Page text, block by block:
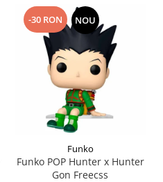
-30 RON NOU
Funko
Funko POP Hunter x Hunter
Gon Freecss